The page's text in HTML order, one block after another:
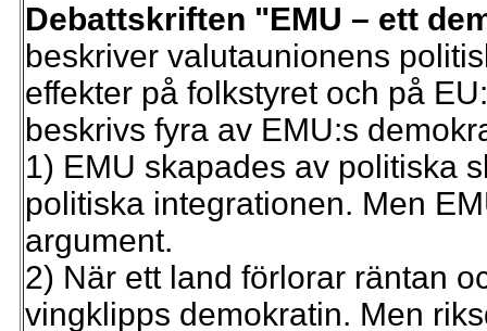
Debattskriften "EMU – ett
beskriver valutaunionens
effekter på folkstyret och på
beskrivs fyra av EMU:s
1) EMU skapades av politiska
politiska integrationen. Men
argument.
2) När ett land förlorar räntan
vingklipps demokratin. Men